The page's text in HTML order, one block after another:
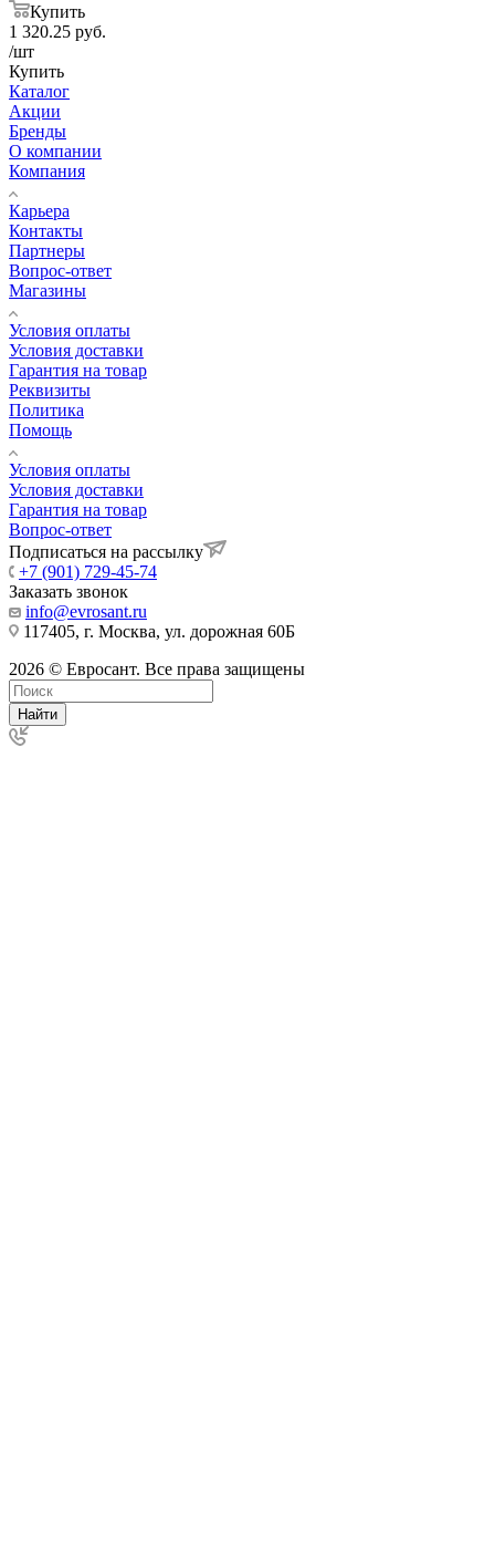
Купить
1 320.25 руб.
/шт
Купить
Каталог
Акции
Бренды
О компании
Компания
Карьера
Контакты
Партнеры
Вопрос-ответ
Магазины
Условия оплаты
Условия доставки
Гарантия на товар
Реквизиты
Политика
Помощь
Условия оплаты
Условия доставки
Гарантия на товар
Вопрос-ответ
Подписаться на рассылку
+7 (901) 729-45-74
Заказать звонок
info@evrosant.ru
117405, г. Москва, ул. дорожная 60Б
2026 © Евросант. Все права защищены
Найти